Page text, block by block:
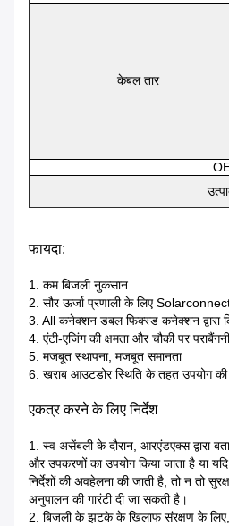
केबल तार
फायदा:
1. कम बिजली नुकसान
2. सौर ऊर्जा प्रणाली के लिए
3. All कनेक्शन डबल फिक्स्ड कनेक्शन द्वारा
4. एंटी-एजिंग की क्षमता और चौकी पर
5. मजबूत स्थापना, मजबूत समानता
6. खराब आउटडोर स्थिति के तहत उपयोग
एकत्र करने के लिए निर्देश
1. स्व असेंबली के दौरान, आरएंडएक्स द्वारा
और उपकरणों का उपयोग किया जाता है या यदि
निर्देशों की अवहेलना की जाती है, तो न तो
अनुपालन की गारंटी दी जा सकती है।
2. बिजली के झटके के खिलाफ संरक्षण के